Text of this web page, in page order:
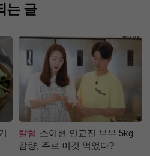
는 글
칼럼 소이현 인교진 부부 5kg
감량, 주로 이것 먹었다?